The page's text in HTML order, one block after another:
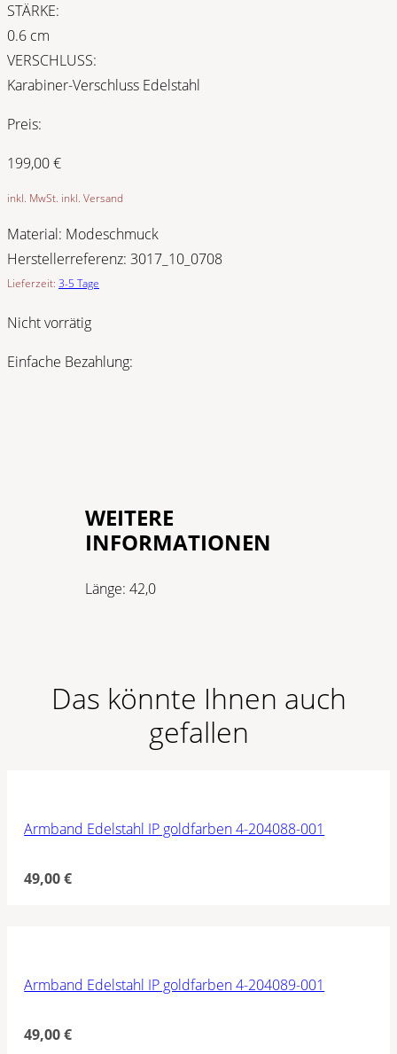
STÄRKE:
0.6 cm
VERSCHLUSS:
Karabiner-Verschluss Edelstahl
Preis:
199,00€
inkl. MwSt. inkl. Versand
Material: Modeschmuck
Herstellerreferenz: 3017_10_0708
Lieferzeit: 3-5 Tage
Nicht vorrätig
Einfache Bezahlung:
WEITERE
INFORMATIONEN
Länge: 42,0
Das könnte Ihnen auch
gefallen
Armband Edelstahl IP goldfarben 4-204088-001
49,00€
Armband Edelstahl IP goldfarben 4-204089-001
49,00€